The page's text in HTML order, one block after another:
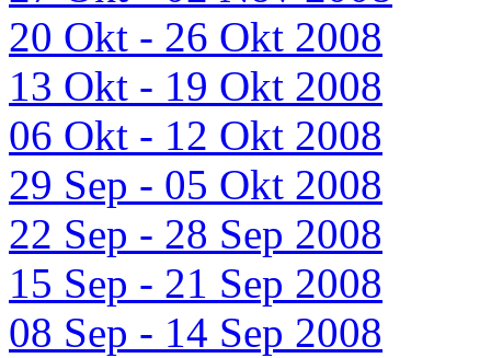
20 Okt - 26 Okt 2008
13 Okt - 19 Okt 2008
06 Okt - 12 Okt 2008
29 Sep - 05 Okt 2008
22 Sep - 28 Sep 2008
15 Sep - 21 Sep 2008
08 Sep - 14 Sep 2008